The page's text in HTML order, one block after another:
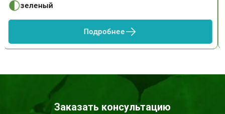
зеленый
Подробнее
Заказать консультацию